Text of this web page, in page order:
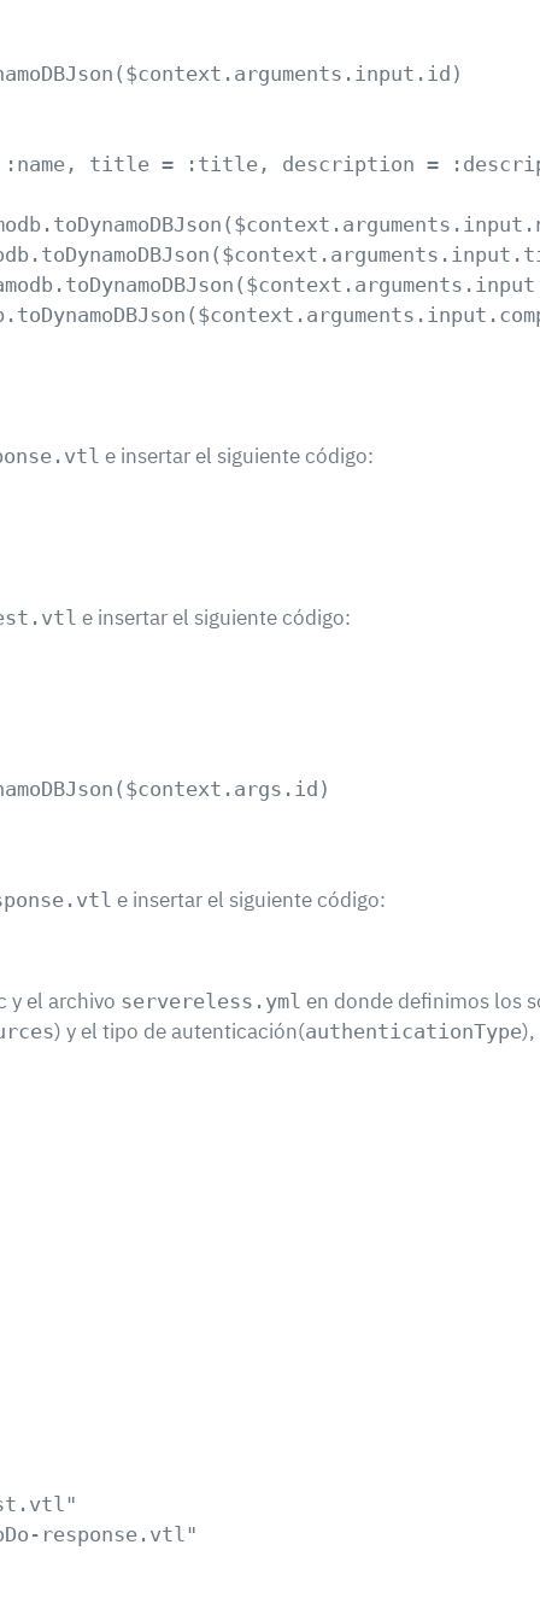
:name, title = :title, description =
e insertar el siguiente código:
e insertar el siguiente código:
e insertar el siguiente código:
y el archivo servereless.yml en donde definimos los
) y el tipo de autenticación(authenticationType),